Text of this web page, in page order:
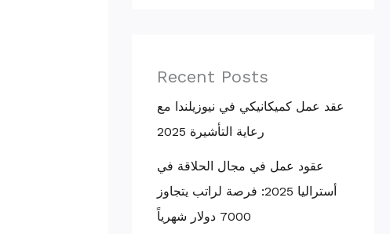
Recent Posts
عقد عمل كميكانيكي في نيوزيلندا مع
رعاية التأشيرة 2025
عقود عمل في مجال الحلاقة في
أستراليا 2025: فرصة لراتب يتجاوز
7000 دولار شهرياً